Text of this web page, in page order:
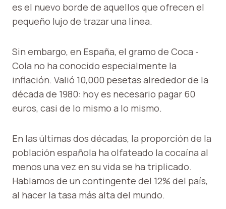
es el nuevo borde de aquellos que ofrecen el
pequeño lujo de trazar una línea.
Sin embargo, en España, el gramo de Coca -
Cola no ha conocido especialmente la
inflación. Valió 10,000 pesetas alrededor de la
década de 1980: hoy es necesario pagar 60
euros, casi de lo mismo a lo mismo.
En las últimas dos décadas, la proporción de la
población española ha olfateado la cocaína al
menos una vez en su vida se ha triplicado.
Hablamos de un contingente del 12% del país,
al hacer la tasa más alta del mundo.